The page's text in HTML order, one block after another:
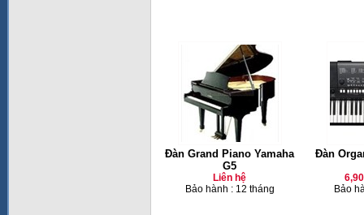
Đàn Grand Piano Yamaha
G5
Liên hệ
Bảo hành : 12 tháng
Đàn
Bảo